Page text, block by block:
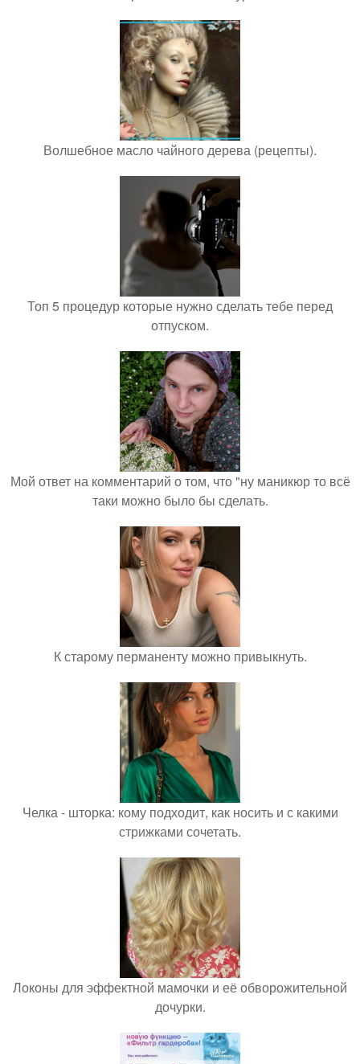
Волшебное масло чайного дерева (рецепты).
Топ 5 процедур которые нужно сделать тебе перед
отпуском.
Мой ответ на комментарий о том, что "ну маникюр то всё
таки можно было бы сделать.
К старому перманенту можно привыкнуть.
Челка - шторка: кому подходит, как носить и с какими
стрижками сочетать.
Локоны для эффектной мамочки и её обворожительной
дочурки.